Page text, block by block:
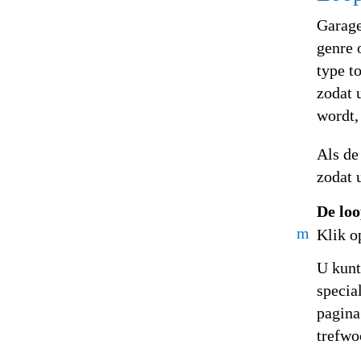
genre
type
zodat
wordt,
Als
zodat
De
m Klik
U